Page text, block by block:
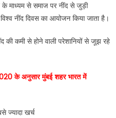
माध्यम से समाज पर नींद से जुड़ी
नींद दिवस का आयोजन किया जाता है।
कमी से होने वाली परेशानियों से जूझ रहे
के अनुसार मुंबई शहर भारत में
ज्यादा खर्च